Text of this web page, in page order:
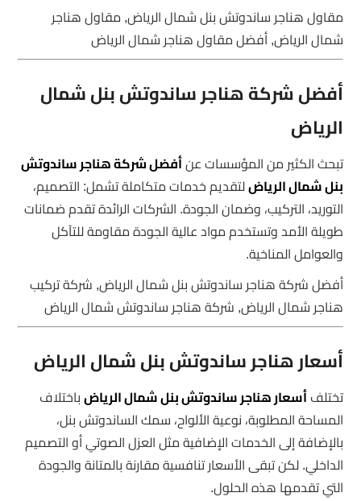
مقاول هناجر ساندوتش بنل شمال الرياض, مقاول هناجر
شمال الرياض, أفضل مقاول هناجر شمال الرياض
أفضل شركة هناجر ساندوتش بنل شمال
الرياض
تبحث الكثير من المؤسسات عنأفضل شركة هناجر ساندوتش
بنل شمال الرياضلتقديم خدمات متكاملة تشمل: التصميم،
التوريد، التركيب، وضمان الجودة. الشركات الرائدة تقدم ضمانات
طويلة الأمد وتستخدم مواد عالية الجودة مقاومة للتآكل
والعوامل المناخية.
أفضل شركة هناجر ساندوتش بنل شمال الرياض, شركة تركيب
هناجر شمال الرياض, شركة هناجر ساندوتش شمال الرياض
أسعار هناجر ساندوتش بنل شمال الرياض
تختلفأسعار هناجر ساندوتش بنل شمال الرياضباختلاف
المساحة المطلوبة، نوعية الألواح، سمك الساندوتش بنل،
بالإضافة إلى الخدمات الإضافية مثل العزل الصوتي أو التصميم
الداخلي. لكن تبقى الأسعار تنافسية مقارنة بالمتانة والجودة
التي تقدمها هذه الحلول.